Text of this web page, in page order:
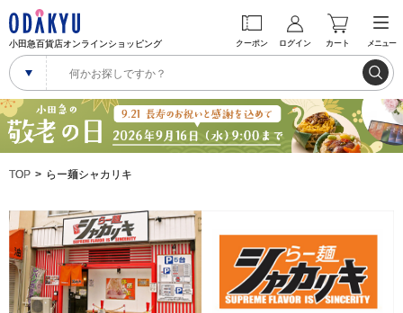
小田急百貨店オンラインショッピング クーポン ログイン カート メニュー
TOP らー麺シャカリキ